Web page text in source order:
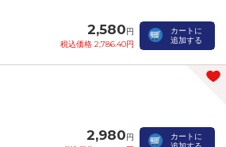
2,580円
税込価格 2,786.40円
カートに
追加する
2,980円
カートに